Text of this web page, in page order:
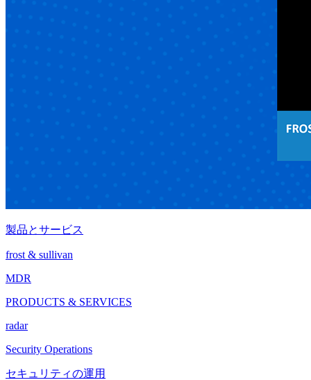
製品とサービス
frost & sullivan
MDR
PRODUCTS & SERVICES
radar
Security Operations
セキュリティの運用